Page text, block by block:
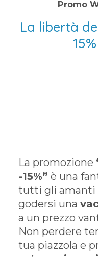
Promo
La libertà
La promozione
-15%” è una
tutti gli amanti
godersi una
a un prezzo
Non perdere
tua piazzola e